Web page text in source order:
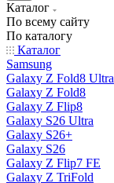
Каталог
По всему сайту
По каталогу
Каталог
Samsung
Galaxy Z Fold8 Ultra
Galaxy Z Fold8
Galaxy Z Flip8
Galaxy S26 Ultra
Galaxy S26+
Galaxy S26
Galaxy Z Flip7 FE
Galaxy Z TriFold